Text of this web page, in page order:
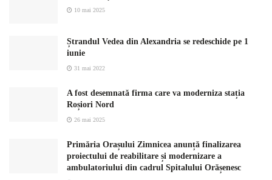
10 mai 2025
Ștrandul Vedea din Alexandria se redeschide pe 1
iunie
31 mai 2022
A fost desemnată firma care va moderniza stația
Roșiori Nord
26 mai 2025
Primăria Orașului Zimnicea anunță finalizarea
proiectului de reabilitare și modernizare a
ambulatoriului din cadrul Spitalului Orășenesc